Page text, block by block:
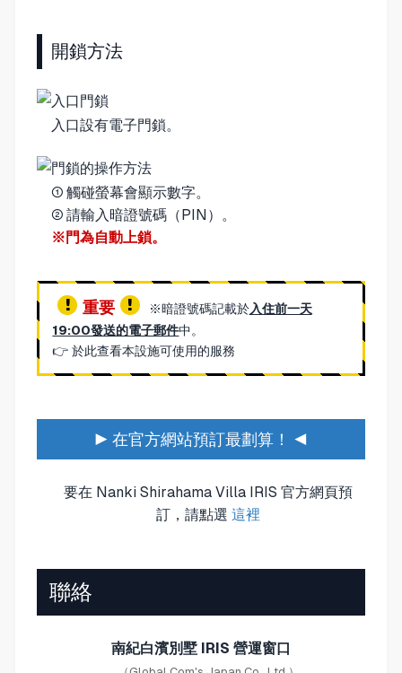
開鎖方法
入口設有電子門鎖。
① 觸碰螢幕會顯示數字。
② 請輸入暗證號碼（PIN）。
※門為自動上鎖。
重要 ※暗證號碼記載於入住前一天
19:00發送的電子郵件中。
👉於此查看本設施可使用的服務
▶ 在官方網站預訂最劃算！ ◀
要在 Nanki Shirahama Villa IRIS 官方網頁預
訂，請點選 這裡
聯絡
南紀白濱別墅 IRIS 營運窗口